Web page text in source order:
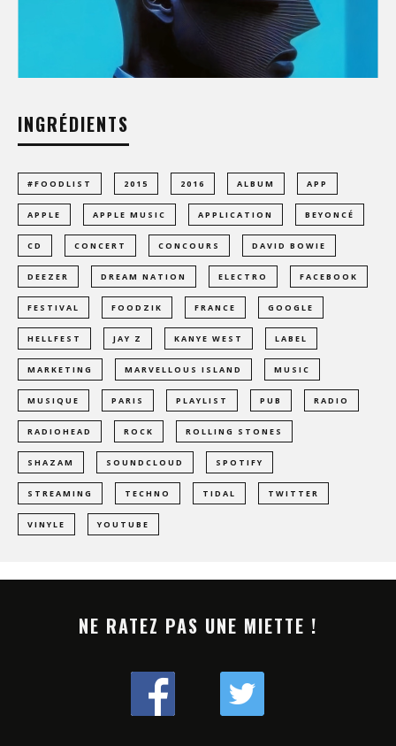
INGRÉDIENTS
#FOODLIST 2015 2016 ALBUM APP
APPLE APPLE MUSIC APPLICATION BEYONCÉ
CD CONCERT CONCOURS DAVID BOWIE
DEEZER DREAM NATION ELECTRO FACEBOOK
FESTIVAL FOODZIK FRANCE GOOGLE
HELLFEST JAY Z KANYE WEST LABEL
MARKETING MARVELLOUS ISLAND MUSIC
MUSIQUE PARIS PLAYLIST PUB RADIO
RADIOHEAD ROCK ROLLING STONES
SHAZAM SOUNDCLOUD SPOTIFY
STREAMING TECHNO TIDAL TWITTER
VINYLE YOUTUBE
NE RATEZ PAS UNE MIETTE !